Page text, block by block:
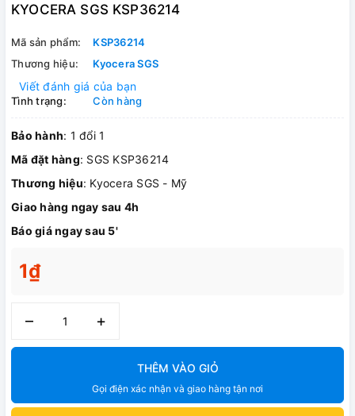
KYOCERA SGS KSP36214
Mã sản phẩm:
KSP36214
Thương hiệu:
Kyocera SGS
Viết đánh giá của bạn
Tình trạng: Còn hàng
Bảo hành: 1 đổi 1
Mã đặt hàng: SGS KSP36214
Thương hiệu: Kyocera SGS - Mỹ
Giao hàng ngay sau 4h
Báo giá ngay sau 5'
1₫
– +
THÊM VÀO GIỎ
Gọi điện xác nhận và giao hàng tận nơi